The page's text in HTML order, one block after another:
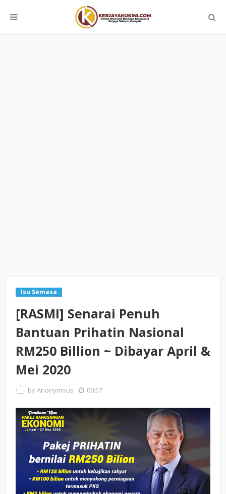
Isu Semasa
[RASMI] Senarai Penuh
Bantuan Prihatin Nasional
RM250 Billion ~ Dibayar April &
Mei 2020
byAnonymous 00:57